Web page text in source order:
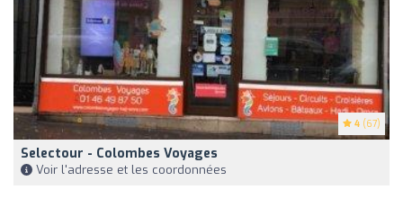
4 (67)
Selectour - Colombes Voyages
Voir l'adresse et les coordonnées